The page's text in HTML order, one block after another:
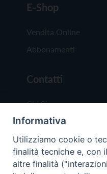
E-Shop
Vendita Online
Abbonamenti
Contatti
Chi Siamo
Redazione
Scrivici
Informativa
Utilizziamo cookie o
finalità tecniche e, con
altre finalità